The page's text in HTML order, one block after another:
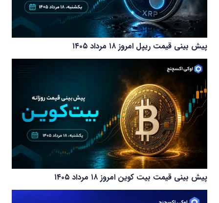
پیش بینی قیمت ریپل امروز ۱۸ مرداد ۱۴۰۵
پیش بینی قیمت بیت کوین امروز ۱۸ مرداد ۱۴۰۵